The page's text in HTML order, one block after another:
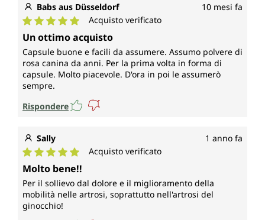
Babs aus Düsseldorf 10 mesi fa
Valutazione media di 5 su 5 stelle
Acquisto verificato
Un ottimo acquisto
Capsule buone e facili da assumere. Assumo polvere di
rosa canina da anni. Per la prima volta in forma di
capsule. Molto piacevole. D'ora in poi le assumerò
sempre.
Rispondere
Sally 1 anno fa
Valutazione media di 5 su 5 stelle
Acquisto verificato
Molto bene!!
Per il sollievo dal dolore e il miglioramento della
mobilità nelle artrosi, soprattutto nell'artrosi del
ginocchio!